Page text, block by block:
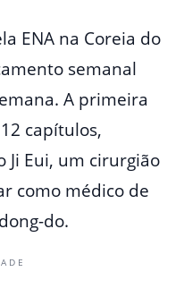
ENA na Coreia do
semanal
A primeira
capítulos,
Ji Eui, um cirurgião
como médico de
do.